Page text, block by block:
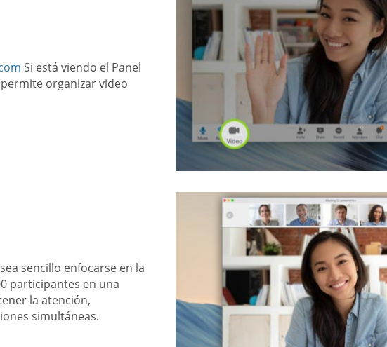
Si está viendo el Panel
organizar video
sencillo enfocarse en la
participantes en una
la atención,
simultáneas.